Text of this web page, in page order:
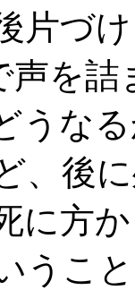
片づ
声を
うな
、後
に方
うこ